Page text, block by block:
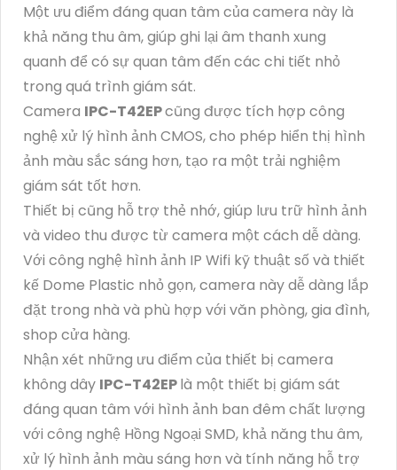
Một ưu điểm đáng quan tâm của camera này là
khả năng thu âm, giúp ghi lại âm thanh xung
quanh để có sự quan tâm đến các chi tiết nhỏ
trong quá trình giám sát.
Camera IPC-T42EPcũng được tích hợp công
nghệ xử lý hình ảnh CMOS, cho phép hiển thị hình
ảnh màu sắc sáng hơn, tạo ra một trải nghiệm
giám sát tốt hơn.
Thiết bị cũng hỗ trợ thẻ nhớ, giúp lưu trữ hình ảnh
và video thu được từ camera một cách dễ dàng.
Với công nghệ hình ảnh IP Wifi kỹ thuật số và thiết
kế Dome Plastic nhỏ gọn, camera này dễ dàng lắp
đặt trong nhà và phù hợp với văn phòng, gia đình,
shop cửa hàng.
Nhận xét những ưu điểm của thiết bị camera
không dây IPC-T42EPlà một thiết bị giám sát
đáng quan tâm với hình ảnh ban đêm chất lượng
với công nghệ Hồng Ngoại SMD, khả năng thu âm,
xử lý hình ảnh màu sáng hơn và tính năng hỗ trợ